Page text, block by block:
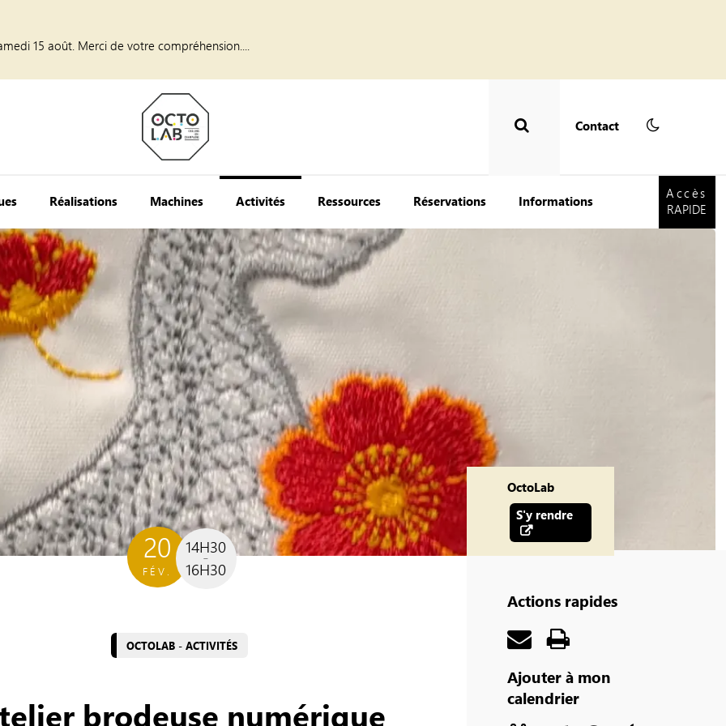
15 août. Merci de votre compréhension....
Contact
Réalisations Machines Activités Ressources Réservations Informations
Accès
RAPIDE
20
FÉV.
14H30
16H30
OCTOLAB - ACTIVITÉS
brodeuse numérique
OctoLab
S'y rendre
Actions rapides
Ajouter à mon
calendrier